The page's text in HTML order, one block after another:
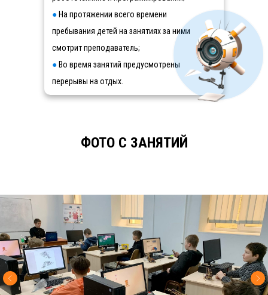
● На протяжении всего времени
пребывания детей на занятиях за ними
смотрит преподаватель;
● Во время занятий предусмотрены
перерывы на отдых.
ФОТО С ЗАНЯТИЙ